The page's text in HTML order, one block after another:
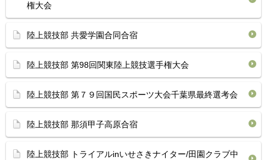
権大会
陸上競技部 共愛学園合同合宿
陸上競技部 第98回関東陸上競技選手権大会
陸上競技部 第７９回国民スポーツ大会千葉県最終選考会
陸上競技部 那須甲子高原合宿
陸上競技部 トライアルinいせさきナイター/田園クラブ中